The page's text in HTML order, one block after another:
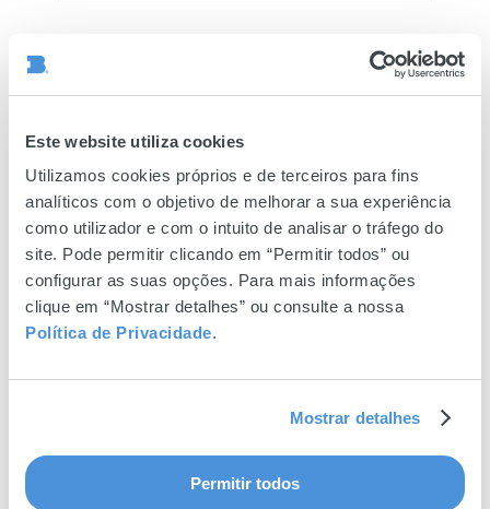
Este website utiliza cookies
Utilizamos cookies próprios e de terceiros para fins
analíticos com o objetivo de melhorar a sua experiência
como utilizador e com o intuito de analisar o tráfego do
site. Pode permitir clicando em “Permitir todos” ou
configurar as suas opções. Para mais informações
clique em “Mostrar detalhes” ou consulte a nossa
Política de Privacidade.
Mostrar detalhes
Permitir todos
Calções curtos e
Fique também de olhos postos nestatendência, para
fazer umaboa combinação com as suas blusas e
camisas. Calções comoestesdaTiffosi eestesda
Benetton bastanteversáteisirão ser a escolha
perfeita para os seuslooks. As saias compridas com
fenda, como esta de ganga da
calçado, conferindo muitaliberdadena hora de